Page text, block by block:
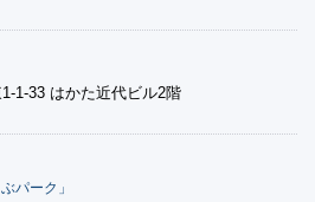
1-33 はかた近代ビル2階
パーク」